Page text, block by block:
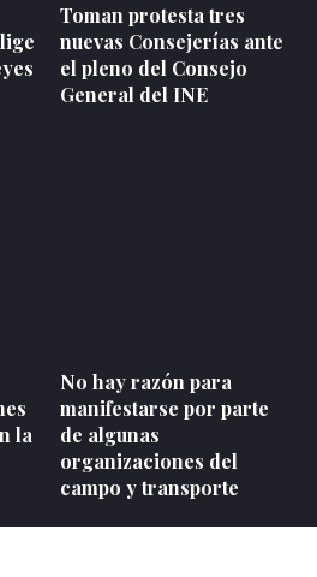
Toman protesta tres
nuevas Consejerías ante
el pleno del Consejo
General del INE
la
No hay razón para
manifestarse por parte
de algunas
organizaciones del
campo y transporte